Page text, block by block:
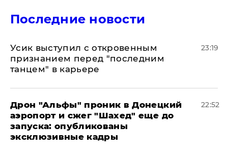
Последние новости
Усик выступил с откровенным
признанием перед "последним
танцем" в карьере
23:19
Дрон "Альфы" проник в Донецкий
аэропорт и сжег "Шахед" еще до
запуска: опубликованы
эксклюзивные кадры
22:52